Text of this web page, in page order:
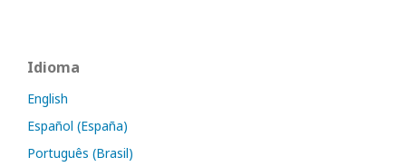
Idioma
English
Español (España)
Português (Brasil)